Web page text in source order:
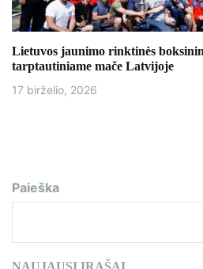
Lietuvos jaunimo rinktinės
tarptautiniame mače Latvijoje
17 birželio, 2026
Paieška